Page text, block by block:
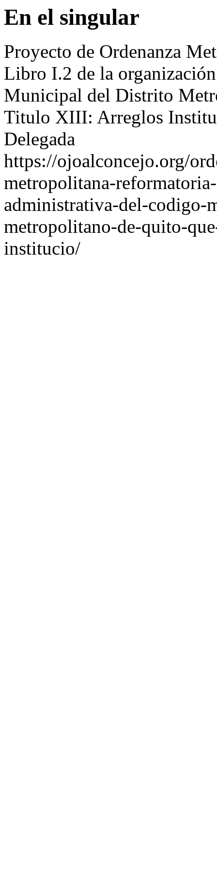
En el singular
Proyecto de Ordenanza
Libro I.2 de la
Municipal del Distrito
Titulo XIII: Arreglos
Delegada
https://ojoalconcejo.org/
metropolitana-
administrativa-del-
metropolitano-de-quito-
institucio/